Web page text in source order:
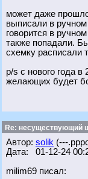
может даже
выписали в
говорится в
также попадали.
схемку расписали
p/s c нового года
желающих будет
Re:
Автор: solik (---
Дата: 01-12-24
milim69 писал: